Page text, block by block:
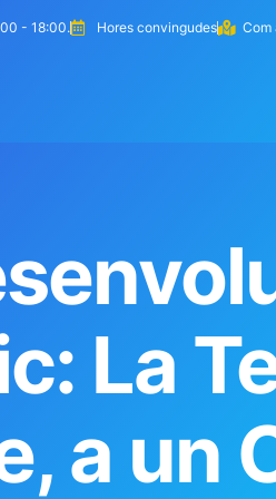
- 18:00. Hores convingudes Com
La
a un